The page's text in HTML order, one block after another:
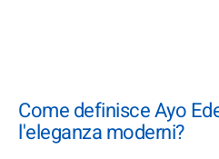
Come definisce Ayo
l'eleganza moderni?